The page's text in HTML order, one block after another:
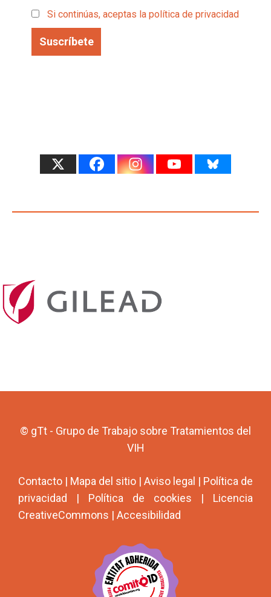
Si continúas, aceptas la política de privacidad
© gTt - Grupo de Trabajo sobre Tratamientos del
VIH
Contacto | Mapa del sitio | Aviso legal | Política de
privacidad | Política de cookies | Licencia
CreativeCommons | Accesibilidad